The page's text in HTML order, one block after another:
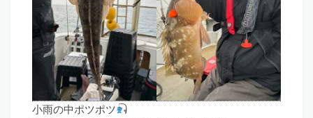
小雨の中ポツポツ